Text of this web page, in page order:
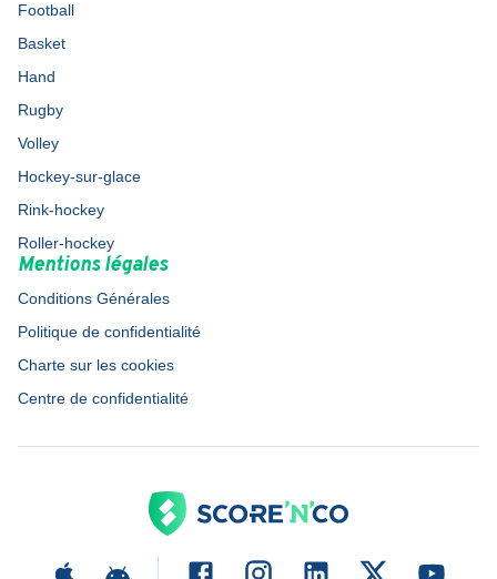
Football
Basket
Hand
Rugby
Volley
Hockey-sur-glace
Rink-hockey
Roller-hockey
Mentions légales
Conditions Générales
Politique de confidentialité
Charte sur les cookies
Centre de confidentialité